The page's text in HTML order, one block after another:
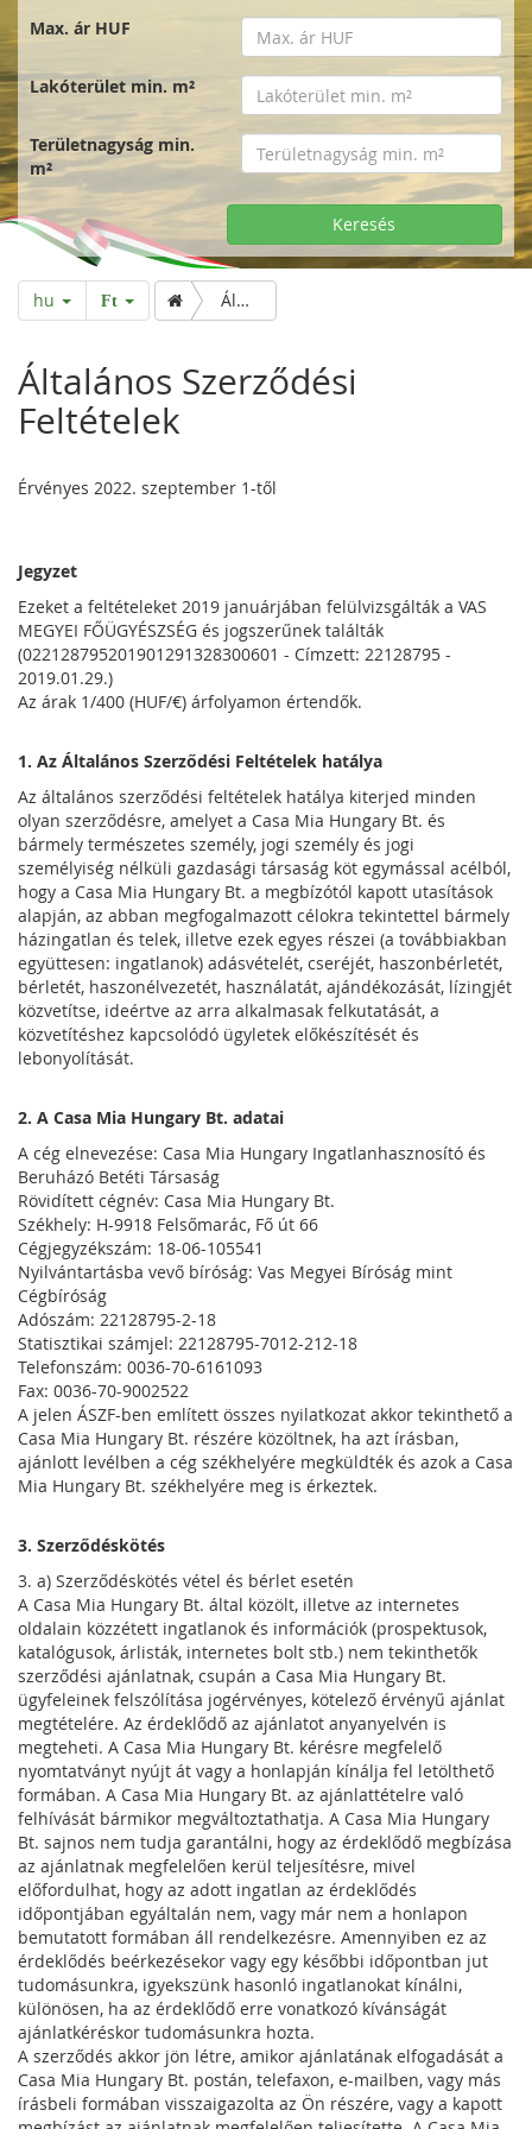
Max. ár HUF
Lakóterület min. m²
Területnagyság min.
m²
Keresés
hu Ft Általános Szerződési Feltételek
Általános Szerződési
Feltételek
Érvényes 2022. szeptember 1-től
Jegyzet
Ezeket a feltételeket 2019 januárjában felülvizsgálták a VAS
MEGYEI FŐÜGYÉSZSÉG és jogszerűnek találták
(022128795201901291328300601 - Címzett: 22128795 -
2019.01.29.)
Az árak 1/400 (HUF/€) árfolyamon értendők.
1. Az Általános Szerződési Feltételek hatálya
Az általános szerződési feltételek hatálya kiterjed minden
olyan szerződésre, amelyet a Casa Mia Hungary Bt. és
bármely természetes személy, jogi személy és jogi
személyiség nélküli gazdasági társaság köt egymással acélból,
hogy a Casa Mia Hungary Bt. a megbízótól kapott utasítások
alapján, az abban megfogalmazott célokra tekintettel bármely
házingatlan és telek, illetve ezek egyes részei (a továbbiakban
együttesen: ingatlanok) adásvételét, cseréjét, haszonbérletét,
bérletét, haszonélvezetét, használatát, ajándékozását, lízingjét
közvetítse, ideértve az arra alkalmasak felkutatását, a
közvetítéshez kapcsolódó ügyletek előkészítését és
lebonyolítását.
2. A Casa Mia Hungary Bt. adatai
A cég elnevezése: Casa Mia Hungary Ingatlanhasznosító és
Beruházó Betéti Társaság
Rövidített cégnév: Casa Mia Hungary Bt.
Székhely: H-9918 Felsőmarác, Fő út 66
Cégjegyzékszám: 18-06-105541
Nyilvántartásba vevő bíróság: Vas Megyei Bíróság mint
Cégbíróság
Adószám: 22128795-2-18
Statisztikai számjel: 22128795-7012-212-18
Telefonszám: 0036-70-6161093
Fax: 0036-70-9002522
A jelen ÁSZF-ben említett összes nyilatkozat akkor tekinthető a
Casa Mia Hungary Bt. részére közöltnek, ha azt írásban,
ajánlott levélben a cég székhelyére megküldték és azok a Casa
Mia Hungary Bt. székhelyére meg is érkeztek.
3. Szerződéskötés
3. a) Szerződéskötés vétel és bérlet esetén
A Casa Mia Hungary Bt. által közölt, illetve az internetes
oldalain közzétett ingatlanok és információk (prospektusok,
katalógusok, árlisták, internetes bolt stb.) nem tekinthetők
szerződési ajánlatnak, csupán a Casa Mia Hungary Bt.
ügyfeleinek felszólítása jogérvényes, kötelező érvényű ajánlat
megtételére. Az érdeklődő az ajánlatot anyanyelvén is
megteheti. A Casa Mia Hungary Bt. kérésre megfelelő
nyomtatványt nyújt át vagy a honlapján kínálja fel letölthető
formában. A Casa Mia Hungary Bt. az ajánlattételre való
felhívását bármikor megváltoztathatja. A Casa Mia Hungary
Bt. sajnos nem tudja garantálni, hogy az érdeklődő megbízása
az ajánlatnak megfelelően kerül teljesítésre, mivel
előfordulhat, hogy az adott ingatlan az érdeklődés
időpontjában egyáltalán nem, vagy már nem a honlapon
bemutatott formában áll rendelkezésre. Amennyiben ez az
érdeklődés beérkezésekor vagy egy későbbi időpontban jut
tudomásunkra, igyekszünk hasonló ingatlanokat kínálni,
különösen, ha az érdeklődő erre vonatkozó kívánságát
ajánlatkéréskor tudomásunkra hozta.
A szerződés akkor jön létre, amikor ajánlatának elfogadását a
Casa Mia Hungary Bt. postán, telefaxon, e-mailben, vagy más
írásbeli formában visszaigazolta az Ön részére, vagy a kapott